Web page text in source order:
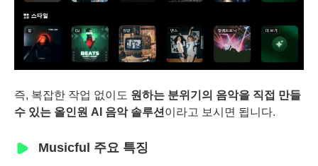
즉, 복잡한 작업 없이도 원하는 분위기의 음악을 직접 만들
수 있는 올인원 AI 음악 솔루션 이라고 보시면 됩니다.
Musicful 주요 특징